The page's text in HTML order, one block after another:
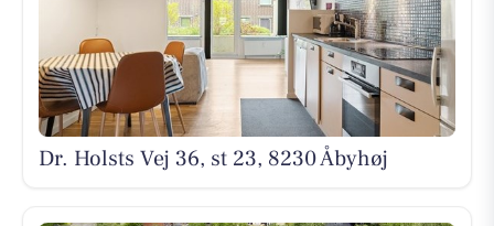
Dr. Holsts Vej 36, st 23, 8230 Åbyhøj